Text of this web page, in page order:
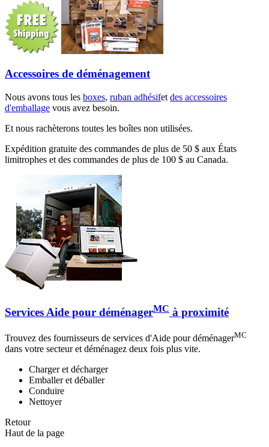
Accessoires de déménagement
Nous avons tous les boxes, ruban adhésifet des accessoires
d'emballage vous avez besoin.
Et nous rachèterons toutes les boîtes non utilisées.
Expédition gratuite des commandes de plus de 50 $ aux États
limitrophes et des commandes de plus de 100 $ au Canada.
Services Aide pour déménagerMC à proximité
Trouvez des fournisseurs de services d'Aide pour déménagerMC
dans votre secteur et déménagez deux fois plus vite.
Charger et décharger
Emballer et déballer
Conduire
Nettoyer
Retour
Haut de la page